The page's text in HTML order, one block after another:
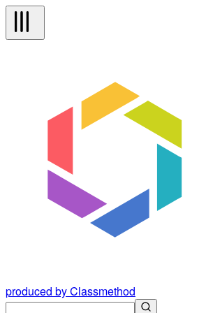
produced by Classmethod